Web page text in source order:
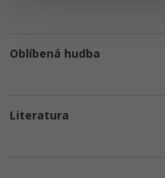
Oblíbená hudba
Literatura